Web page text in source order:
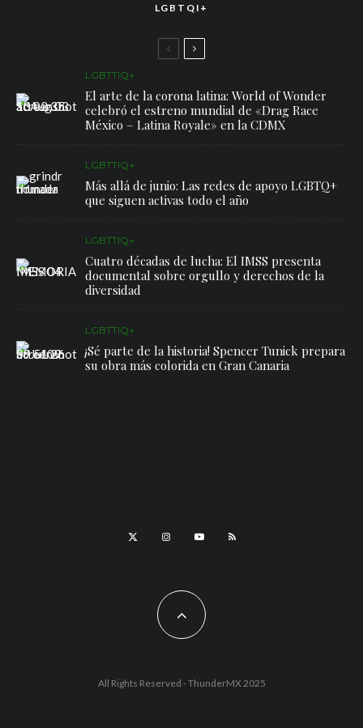
LGBTQI+
LGBTTIQ+
El arte de la corona latina: World of Wonder
celebró el estreno mundial de «Drag Race
México – Latina Royale» en la CDMX
LGBTTIQ+
Más allá de junio: Las redes de apoyo LGBTQ+
que siguen activas todo el año
LGBTTIQ+
Cuatro décadas de lucha: El IMSS presenta
documental sobre orgullo y derechos de la
diversidad
LGBTTIQ+
¡Sé parte de la historia! Spencer Tunick prepara
su obra más colorida en Gran Canaria
All Rights Reserved - ThunderMX 2025